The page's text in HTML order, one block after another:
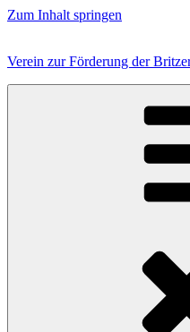
Zum Inhalt springen
Verein zur Förderung der